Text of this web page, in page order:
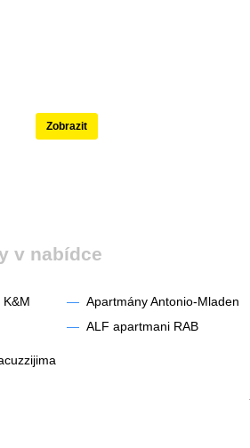
Zobrazit
v nabídce
— Apartmány Antonio-Mladen
— ALF apartmani RAB